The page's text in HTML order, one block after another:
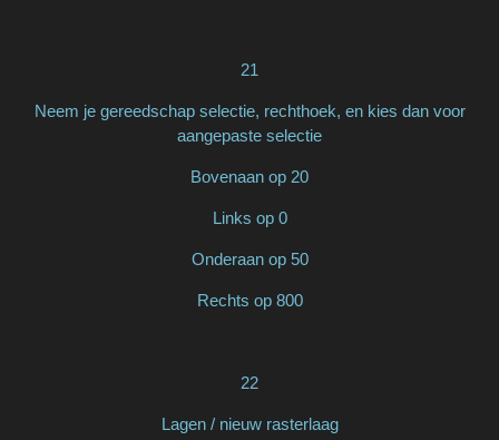
21
Neem je gereedschap selectie, rechthoek, en kies dan voor
aangepaste selectie
Bovenaan op 20
Links op 0
Onderaan op 50
Rechts op 800
22
Lagen / nieuw rasterlaag